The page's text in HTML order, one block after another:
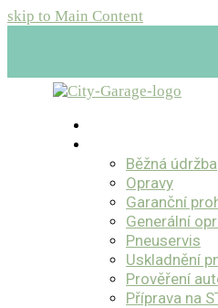
skip to Main Content
Běžná údržba
Opravy
Garanční
Generální
Pneuservis
Uskladnění
Prověření
Příprava na